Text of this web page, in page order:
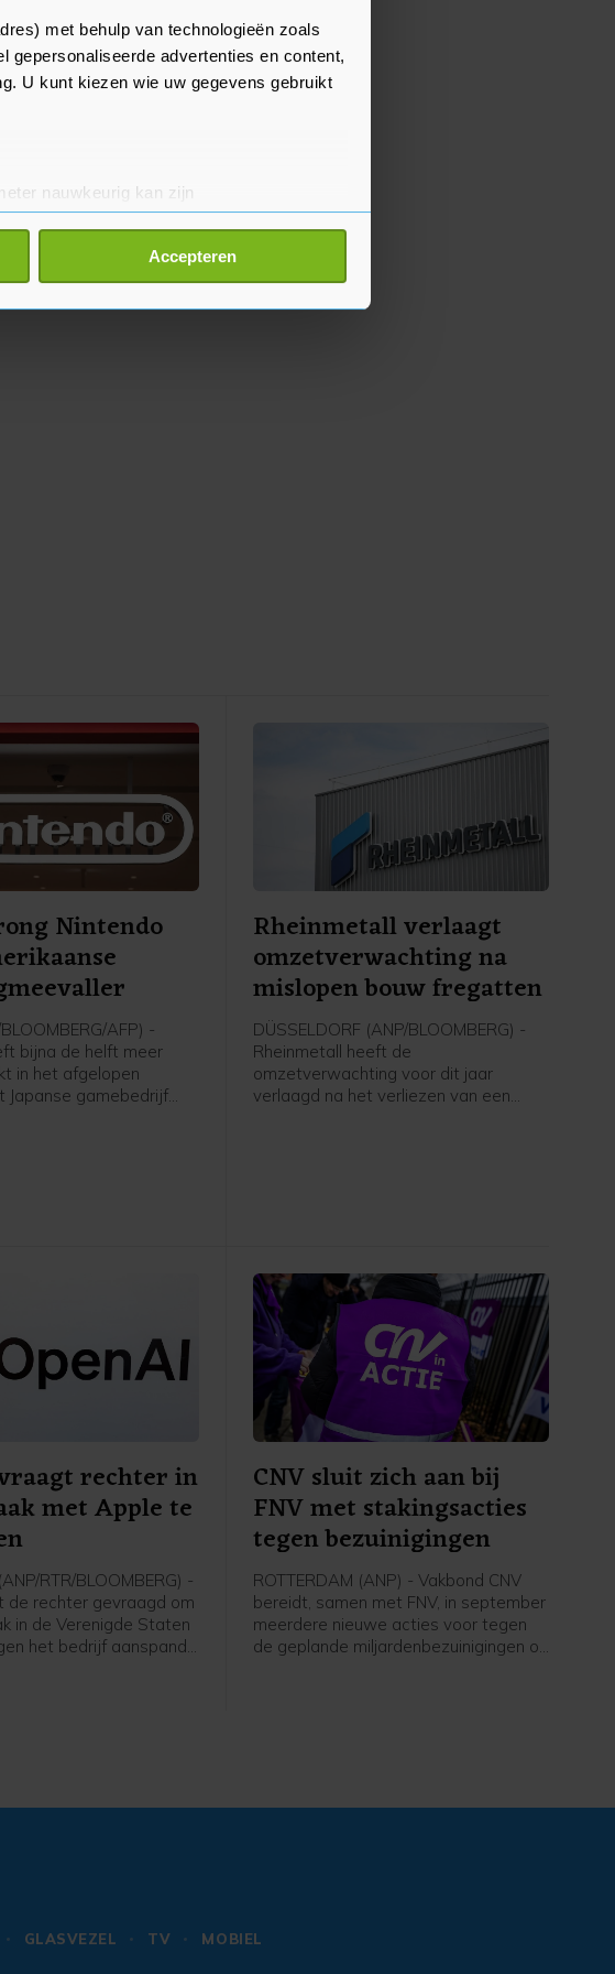
met behulp van technologieën zoals
gepersonaliseerde advertenties en content,
U kunt kiezen wie uw gegevens gebruikt
nauwkeurig kan zijn
(fingerprinting)
in het
detailgedeelte
Accepteren
Nintendo
AFP) -
bijna de helft meer
in het afgelopen
Japanse gamebedrijf
Rheinmetall verlaagt
omzetverwachting na
mislopen bouw fregatten
DÜSSELDORF (ANP/BLOOMBERG) -
Rheinmetall heeft de
omzetverwachting voor dit jaar
verlaagd na het verliezen van een
rechter in
met Apple te
RTR/BLOOMBERG) -
de rechter gevraagd om
in de Verenigde Staten
het bedrijf aanspande
CNV sluit zich aan bij
FNV met stakingsacties
tegen bezuinigingen
ROTTERDAM (ANP) - Vakbond CNV
bereidt, samen met FNV, in september
meerdere nieuwe acties voor tegen
de geplande miljardenbezuinigingen op
GLASVEZEL TV
MOBIEL